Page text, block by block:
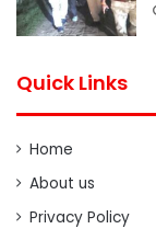
Quick Links
Home
About us
Privacy Policy